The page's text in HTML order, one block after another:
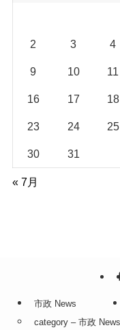
2 3 4
9 10 11
16 17 18
23 24 25
30 31
« 7月
市政 News
category – 市政 News